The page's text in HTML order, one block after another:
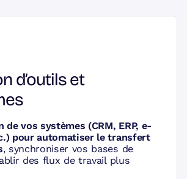
d’outils et
de vos systèmes (CRM, ERP, e-
pour automatiser le transfert
, synchroniser vos bases de
des flux de travail plus